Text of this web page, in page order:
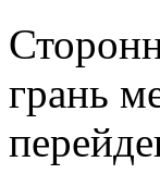
грань